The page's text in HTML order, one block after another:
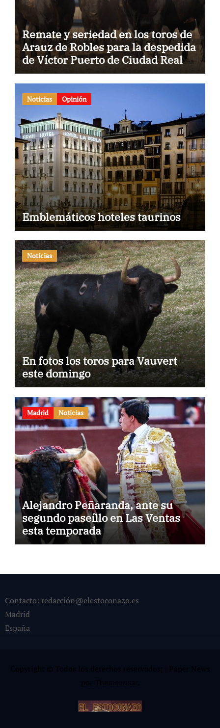
Remate y seriedad en los toros de
Arauz de Robles para la despedida
de Víctor Puerto de Ciudad Real y
el gran momento de Luque y
Navalón
Noticias Opinión
Emblemáticos hoteles taurinos
Noticias
En fotos los toros para Vauvert
este domingo
Madrid Noticias
Alejandro Peñaranda, ante su
segundo paseíllo en Las Ventas
esta temporada
Contacto: redacción@elestoconazo.es
Madrid
España